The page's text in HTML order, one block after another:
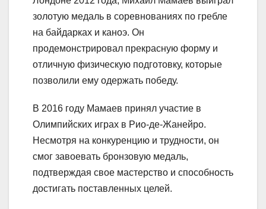
золотую медаль в соревнованиях по гребле
на байдарках и каноэ. Он
продемонстрировал прекрасную форму и
отличную физическую подготовку, которые
позволили ему одержать победу.
В 2016 году Мамаев принял участие в
Олимпийских играх в Рио-де-Жанейро.
Несмотря на конкуренцию и трудности, он
смог завоевать бронзовую медаль,
подтверждая свое мастерство и способность
достигать поставленных целей.